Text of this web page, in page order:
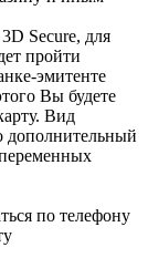
Secure, для
пройти
эмитенте
Вы будете
Вид
дополнительный
по телефону